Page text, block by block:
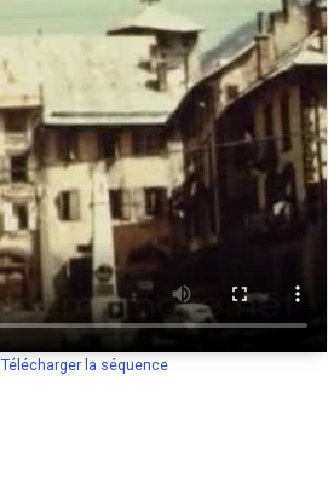
Télécharger la séquence